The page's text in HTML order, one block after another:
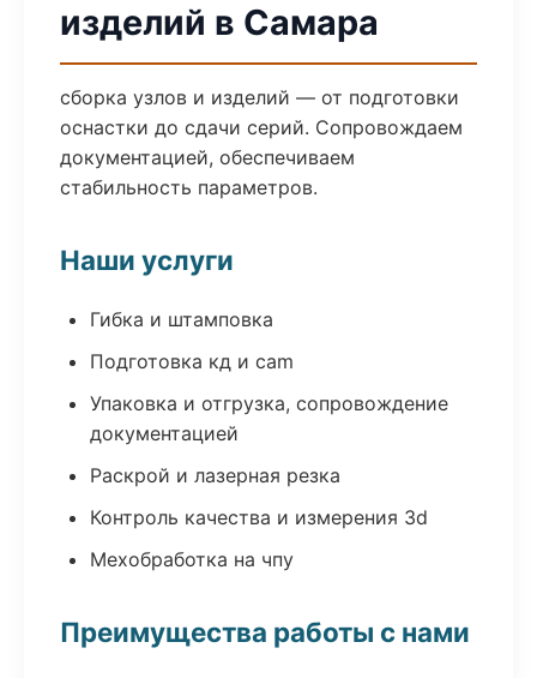
изделий в Самара
сборка узлов и изделий — от подготовки
оснастки до сдачи серий. Сопровождаем
документацией, обеспечиваем
стабильность параметров.
Наши услуги
Гибка и штамповка
Подготовка кд и cam
Упаковка и отгрузка, сопровождение
документацией
Раскрой и лазерная резка
Контроль качества и измерения 3d
Мехобработка на чпу
Преимущества работы с нами